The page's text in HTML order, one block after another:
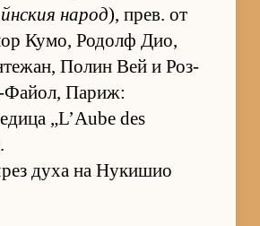
на­род), прев. от
Ку­мо, Ро­долф Дио,
По­лин Вей и Роз-
Па­риж:
„L’Aube des
духа на Нукишио